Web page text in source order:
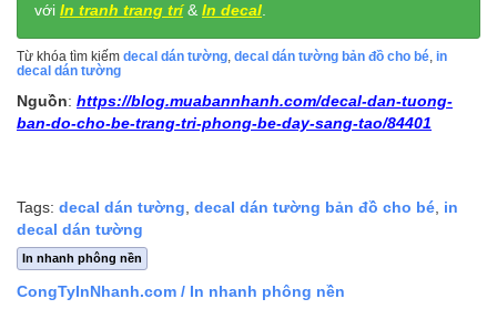
với In tranh trang trí& In decal
Từ khóa tìm kiếm decal dán tường, decal dán tường bản đồ cho bé, in
decal dán tường
Nguồn: https://blog.muabannhanh.com/decal-dan-tuong-
ban-do-cho-be-trang-tri-phong-be-day-sang-tao/84401
Tags: decal dán tường decal dán tường bản đồ cho bé in
decal dán tường
In nhanh phông nền
CongTyInNhanh.com / In nhanh phông nền